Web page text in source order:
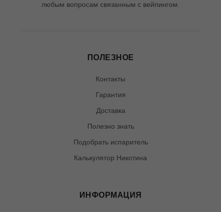
любым вопросам связанным с вейпингом.
ПОЛЕЗНОЕ
Контакты
Гарантия
Доставка
Полезно знать
Подобрать испаритель
Калькулятор Никотина
ИНФОРМАЦИЯ